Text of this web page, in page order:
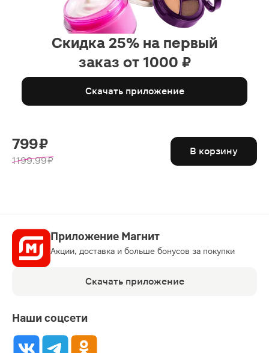
Скидка 25% на первый
заказ от 1000 ₽
Скачать приложение
799 ₽
1199.99 ₽
В корзину
Приложение Магнит
Акции, доставка и больше бонусов за покупки
Скачать приложение
Наши соцсети